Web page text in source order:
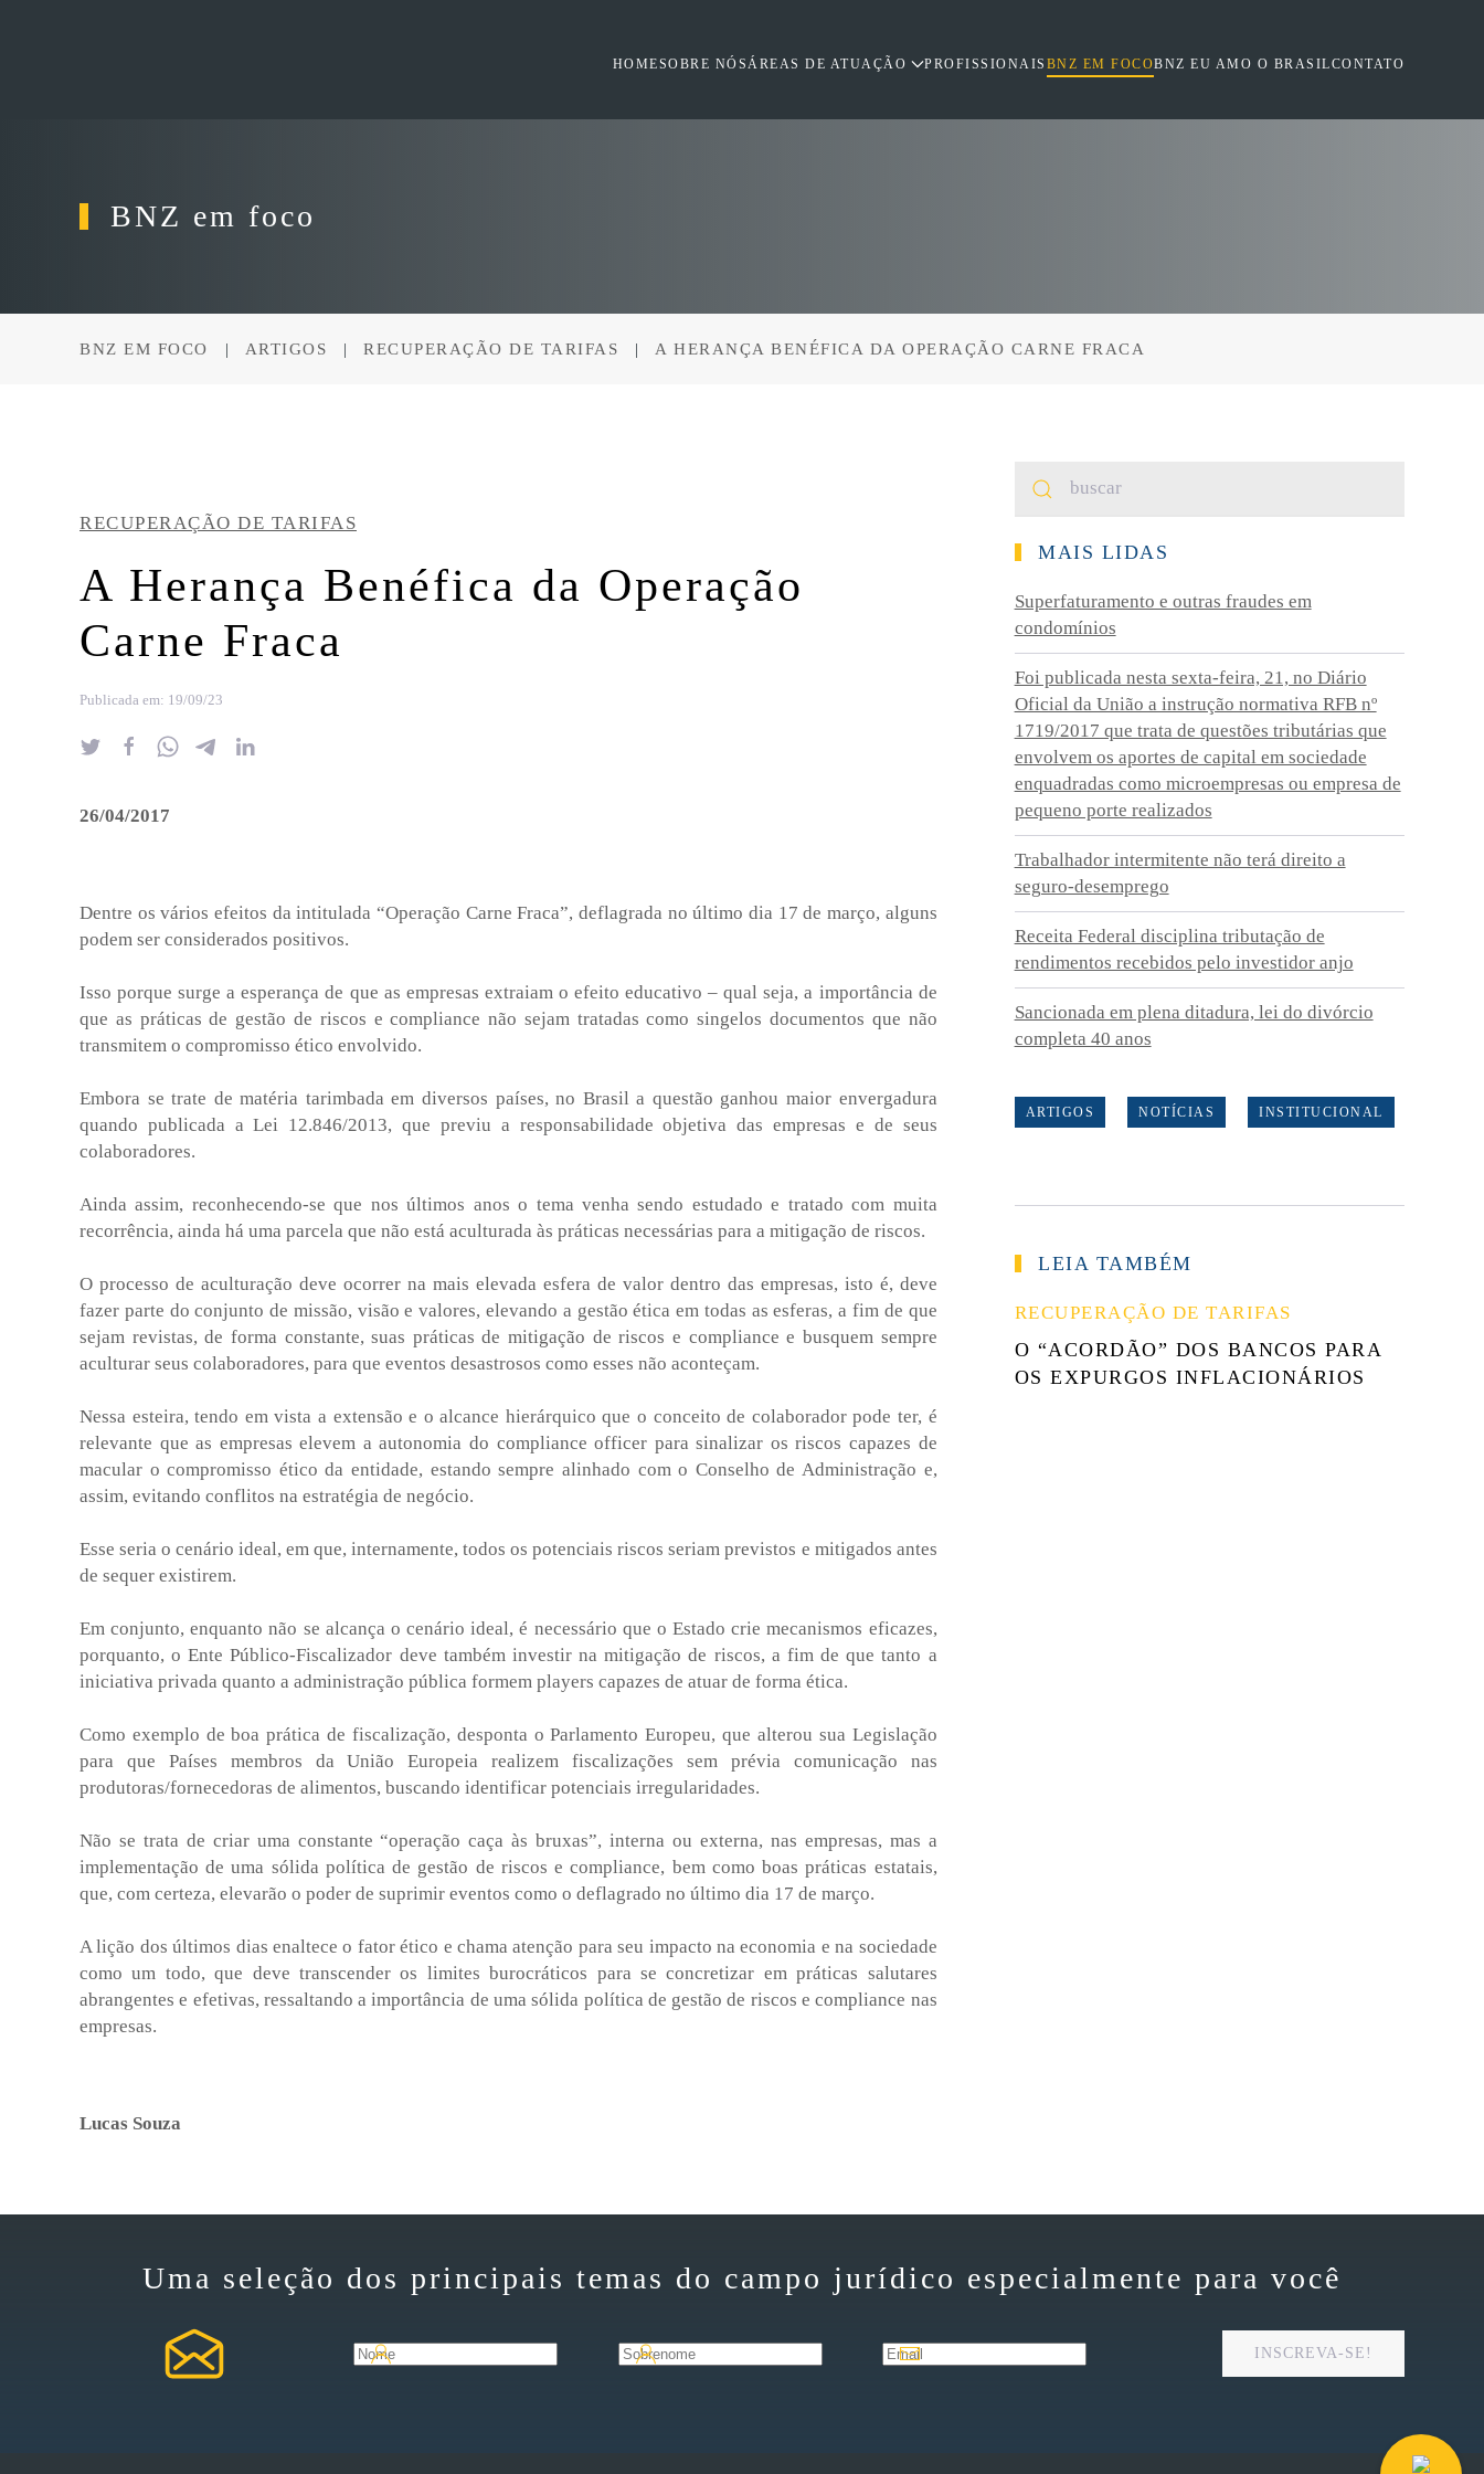
HOMESOBRE NÓSÁREAS DE ATUAÇÃO PROFISSIONAIS BNZ EM FOCOBNZ EU AMO O BRASILCONTATO
BNZ em foco
BNZ EM FOCO ARTIGOS RECUPERAÇÃO DE TARIFAS A HERANÇA BENÉFICA DA OPERAÇÃO CARNE FRACA
RECUPERAÇÃO DE TARIFAS
A Herança Benéfica da Operação
Carne Fraca
Publicada em: 19/09/23
26/04/2017
Dentre os vários efeitos da intitulada “Operação Carne Fraca”, deflagrada no último dia 17 de março, alguns
podem ser considerados positivos.
Isso porque surge a esperança de que as empresas extraiam o efeito educativo – qual seja, a importância de
que as práticas de gestão de riscos e compliance não sejam tratadas como singelos documentos que não
transmitem o compromisso ético envolvido.
Embora se trate de matéria tarimbada em diversos países, no Brasil a questão ganhou maior envergadura
quando publicada a Lei 12.846/2013, que previu a responsabilidade objetiva das empresas e de seus
colaboradores.
Ainda assim, reconhecendo-se que nos últimos anos o tema venha sendo estudado e tratado com muita
recorrência, ainda há uma parcela que não está aculturada às práticas necessárias para a mitigação de riscos.
O processo de aculturação deve ocorrer na mais elevada esfera de valor dentro das empresas, isto é, deve
fazer parte do conjunto de missão, visão e valores, elevando a gestão ética em todas as esferas, a fim de que
sejam revistas, de forma constante, suas práticas de mitigação de riscos e compliance e busquem sempre
aculturar seus colaboradores, para que eventos desastrosos como esses não aconteçam.
Nessa esteira, tendo em vista a extensão e o alcance hierárquico que o conceito de colaborador pode ter, é
relevante que as empresas elevem a autonomia do compliance officer para sinalizar os riscos capazes de
macular o compromisso ético da entidade, estando sempre alinhado com o Conselho de Administração e,
assim, evitando conflitos na estratégia de negócio.
Esse seria o cenário ideal, em que, internamente, todos os potenciais riscos seriam previstos e mitigados antes
de sequer existirem.
Em conjunto, enquanto não se alcança o cenário ideal, é necessário que o Estado crie mecanismos eficazes,
porquanto, o Ente Público-Fiscalizador deve também investir na mitigação de riscos, a fim de que tanto a
iniciativa privada quanto a administração pública formem players capazes de atuar de forma ética.
Como exemplo de boa prática de fiscalização, desponta o Parlamento Europeu, que alterou sua Legislação
para que Países membros da União Europeia realizem fiscalizações sem prévia comunicação nas
produtoras/fornecedoras de alimentos, buscando identificar potenciais irregularidades.
Não se trata de criar uma constante “operação caça às bruxas”, interna ou externa, nas empresas, mas a
implementação de uma sólida política de gestão de riscos e compliance, bem como boas práticas estatais,
que, com certeza, elevarão o poder de suprimir eventos como o deflagrado no último dia 17 de março.
A lição dos últimos dias enaltece o fator ético e chama atenção para seu impacto na economia e na sociedade
como um todo, que deve transcender os limites burocráticos para se concretizar em práticas salutares
abrangentes e efetivas, ressaltando a importância de uma sólida política de gestão de riscos e compliance nas
empresas.
Lucas Souza
MAIS LIDAS
Superfaturamento e outras fraudes em
condomínios
Foi publicada nesta sexta-feira, 21, no Diário
Oficial da União a instrução normativa RFB nº
1719/2017 que trata de questões tributárias que
envolvem os aportes de capital em sociedade
enquadradas como microempresas ou empresa de
pequeno porte realizados
Trabalhador intermitente não terá direito a
seguro-desemprego
Receita Federal disciplina tributação de
rendimentos recebidos pelo investidor anjo
Sancionada em plena ditadura, lei do divórcio
completa 40 anos
ARTIGOS NOTÍCIAS INSTITUCIONAL
LEIA TAMBÉM
RECUPERAÇÃO DE TARIFAS
O “ACORDÃO” DOS BANCOS PARA
OS EXPURGOS INFLACIONÁRIOS
Uma seleção dos principais temas do campo jurídico especialmente para você
INSCREVA-SE!